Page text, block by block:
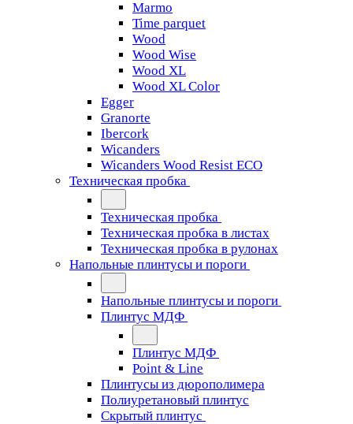
Marmo
Time parquet
Wood
Wood Wise
Wood XL
Wood XL Color
Egger
Granorte
Ibercork
Wicanders
Wicanders Wood Resist ECO
Техническая пробка
Техническая пробка
Техническая пробка в листах
Техническая пробка в рулонах
Напольные плинтусы и пороги
Напольные плинтусы и пороги
Плинтус МДФ
Плинтус МДФ
Point & Line
Плинтусы из дюрополимера
Полиуретановый плинтус
Скрытый плинтус